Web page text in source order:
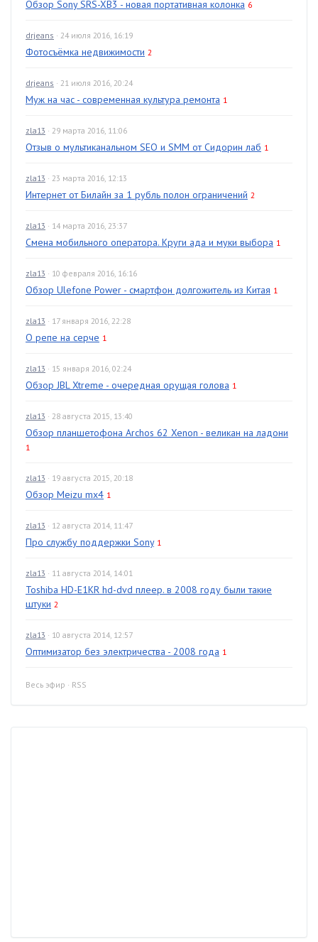
Обзор Sony SRS-XB3 - новая портативная колонка 6
drjeans · 24 июля 2016, 16:19
Фотосъёмка недвижимости 2
drjeans · 21 июля 2016, 20:24
Муж на час - современная культура ремонта 1
zla13 · 29 марта 2016, 11:06
Отзыв о мультиканальном SEO и SMM от Сидорин лаб 1
zla13 · 23 марта 2016, 12:13
Интернет от Билайн за 1 рубль полон ограничений 2
zla13 · 14 марта 2016, 23:37
Смена мобильного оператора. Круги ада и муки выбора 1
zla13 · 10 февраля 2016, 16:16
Обзор Ulefone Power - смартфон долгожитель из Китая 1
zla13 · 17 января 2016, 22:28
О репе на серче 1
zla13 · 15 января 2016, 02:24
Обзор JBL Xtreme - очередная орущая голова 1
zla13 · 28 августа 2015, 13:40
Обзор планшетофона Archos 62 Xenon - великан на ладони
1
zla13 · 19 августа 2015, 20:18
Обзор Meizu mx4 1
zla13 · 12 августа 2014, 11:47
Про службу поддержки Sony 1
zla13 · 11 августа 2014, 14:01
Toshiba HD-E1KR hd-dvd плеер. в 2008 году были такие
штуки 2
zla13 · 10 августа 2014, 12:57
Оптимизатор без электричества - 2008 года 1
Весь эфир · RSS